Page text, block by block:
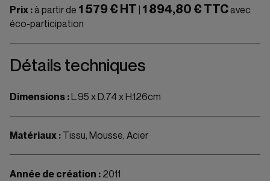
Prix : à partir de 1 579 € HT 1 894,80 € TTC avec
éco-participation
Détails techniques
Dimensions :L.95 x D.74 x H.126cm
Matériaux : Tissu, Mousse, Acier
Année de création : 2011